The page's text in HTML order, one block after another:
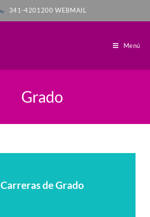
341-4201200WEBMAIL
Menú
Grado
Carreras de Grado